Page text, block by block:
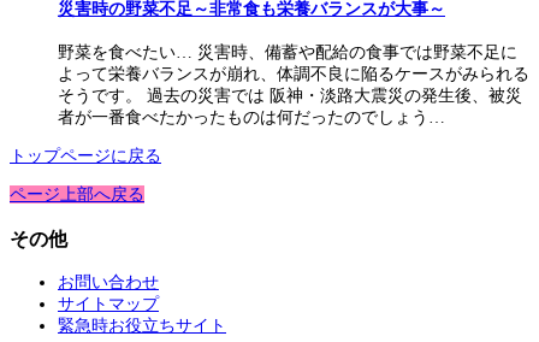
災害時の野菜不足～非常食も栄養バランスが大事～
野菜を食べたい… 災害時、備蓄や配給の食事では野菜不足に
よって栄養バランスが崩れ、体調不良に陥るケースがみられる
そうです。 過去の災害では 阪神・淡路大震災の発生後、被災
者が一番食べたかったものは何だったのでしょう…
トップページに戻る
ページ上部へ戻る
その他
お問い合わせ
サイトマップ
緊急時お役立ちサイト